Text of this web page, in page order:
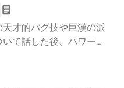
才的バグ技や巨漢の派
て話した後、ハワー
で飛ばした巨大飛行艇